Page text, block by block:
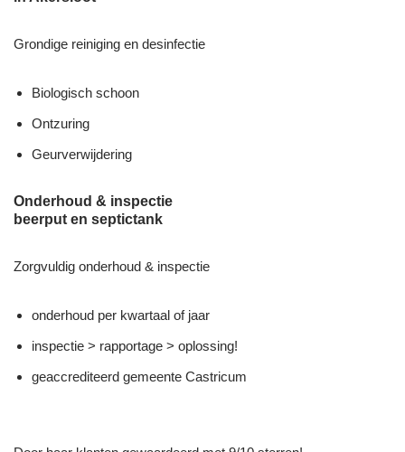
Grondige reiniging en desinfectie
Biologisch schoon
Ontzuring
Geurverwijdering
Onderhoud & inspectie
beerput en septictank
Zorgvuldig onderhoud & inspectie
onderhoud per kwartaal of jaar
inspectie > rapportage > oplossing!
geaccrediteerd gemeente Castricum